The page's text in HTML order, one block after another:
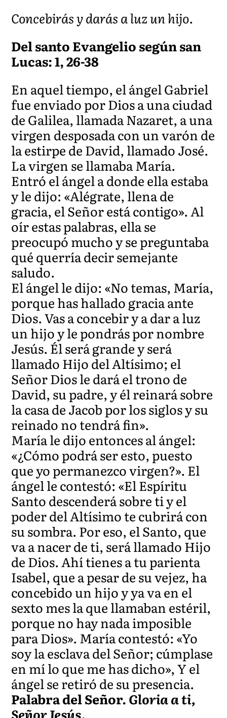
Concebirás y darás a luz un hijo.
Del santo Evangelio según san
Lucas: 1, 26-38
En aquel tiempo, el ángel Gabriel
fue enviado por Dios a una ciudad
de Galilea, llamada Nazaret, a una
virgen desposada con un varón de
la estirpe de David, llamado José.
La virgen se llamaba María.
Entró el ángel a donde ella estaba
y le dijo: «Alégrate, llena de
gracia, el Señor está contigo». Al
oír estas palabras, ella se
preocupó mucho y se preguntaba
qué querría decir semejante
saludo.
El ángel le dijo: «No temas, María,
porque has hallado gracia ante
Dios. Vas a concebir y a dar a luz
un hijo y le pondrás por nombre
Jesús. Él será grande y será
llamado Hijo del Altísimo; el
Señor Dios le dará el trono de
David, su padre, y él reinará sobre
la casa de Jacob por los siglos y su
reinado no tendrá fin».
María le dijo entonces al ángel:
«¿Cómo podrá ser esto, puesto
que yo permanezco virgen?». El
ángel le contestó: «El Espíritu
Santo descenderá sobre ti y el
poder del Altísimo te cubrirá con
su sombra. Por eso, el Santo, que
va a nacer de ti, será llamado Hijo
de Dios. Ahí tienes a tu parienta
Isabel, que a pesar de su vejez, ha
concebido un hijo y ya va en el
sexto mes la que llamaban estéril,
porque no hay nada imposible
para Dios». María contestó: «Yo
soy la esclava del Señor; cúmplase
en mí lo que me has dicho», Y el
ángel se retiró de su presencia.
Palabra del Señor.Gloria a ti,
Señor Jesús.